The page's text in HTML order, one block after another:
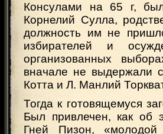
Консулами на 65 г,
Корнелий Сулла,
должность им не
избирателей и
организованных
вначале не выдержали
Котта и Л. Манлий
Тогда к готовящемуся
Был привлечен, как об
Гней Пизон, «молодой